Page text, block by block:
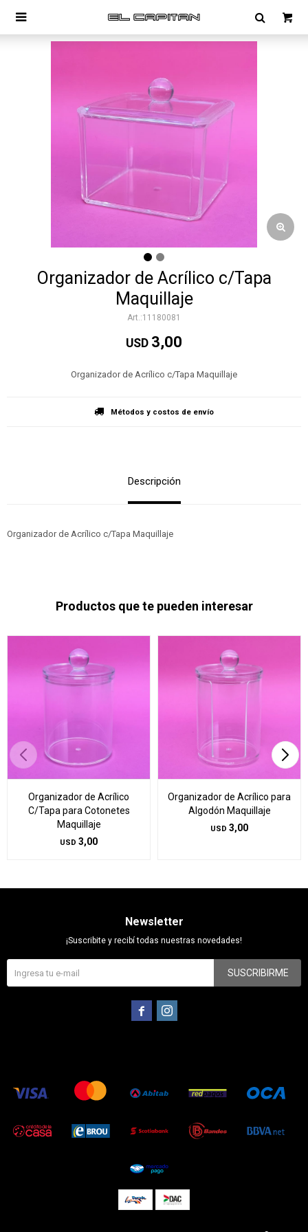

Organizador de Acrílico c/Tapa
Maquillaje
11180081
USD 3,00
Organizador de Acrílico c/Tapa Maquillaje
Métodos y costos de envío
Descripción
Organizador de Acrílico c/Tapa Maquillaje
Productos que te pueden interesar
Organizador de Acrílico
C/Tapa para Cotonetes
Maquillaje
USD 3,00
Organizador de Acrílico para
Algodón Maquillaje
USD 3,00
Newsletter
¡Suscribite y recibí todas nuestras novedades!
SUSCRIBIRME
 